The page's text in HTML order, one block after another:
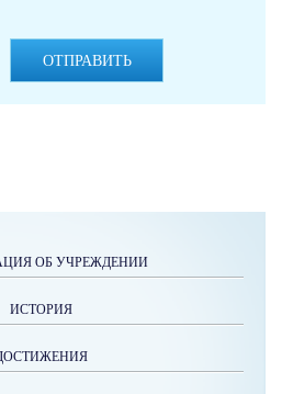
ОТПРАВИТЬ
ОБ УЧРЕЖДЕНИИ
ИСТОРИЯ